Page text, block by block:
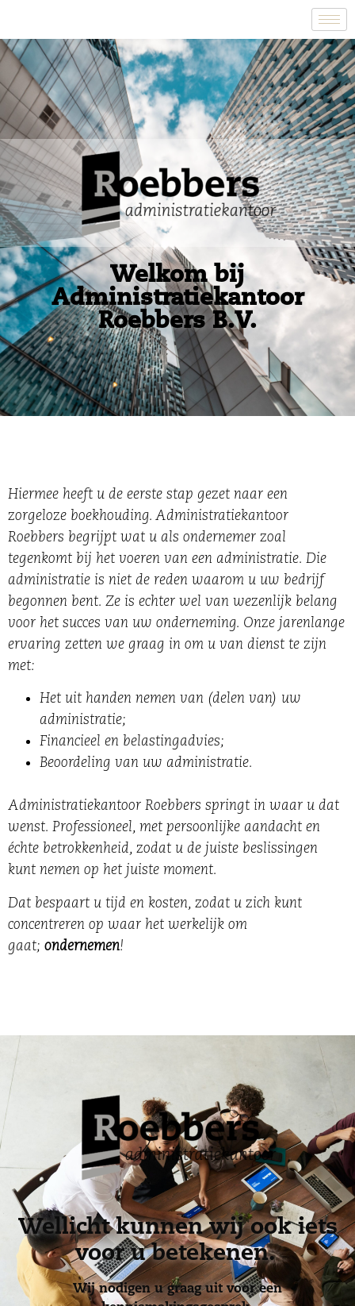
Welkom bij
Administratiekantoor
Roebbers B.V.
Hiermee heeft u de eerste stap gezet naar een
zorgeloze boekhouding. Administratiekantoor
Roebbers begrijpt wat u als ondernemer zoal
tegenkomt bij het voeren van een administratie. Die
administratie is niet de reden waarom u uw bedrijf
begonnen bent. Ze is echter wel van wezenlijk belang
voor het succes van uw onderneming. Onze jarenlange
ervaring zetten we graag in om u van dienst te zijn
met:
Het uit handen nemen van (delen van) uw
administratie;
Financieel en belastingadvies;
Beoordeling van uw administratie.
Administratiekantoor Roebbers springt in waar u dat
wenst. Professioneel, met persoonlijke aandacht en
échte betrokkenheid, zodat u de juiste beslissingen
kunt nemen op het juiste moment.
Dat bespaart u tijd en kosten, zodat u zich kunt
concentreren op waar het werkelijk om
gaat; ondernemen!
Wellicht kunnen wij ook iets
voor u betekenen.
Wij nodigen u graag uit voor een